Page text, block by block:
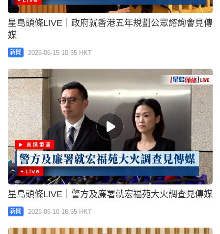
星島頭條LIVE｜政府就香港五年規劃公眾諮詢會見傳
媒
新聞 2026-06-15 10:55 HKT
星島頭條LIVE｜警方及廉署就宏福苑大火調查見傳媒
新聞 2026-06-10 16:55 HKT